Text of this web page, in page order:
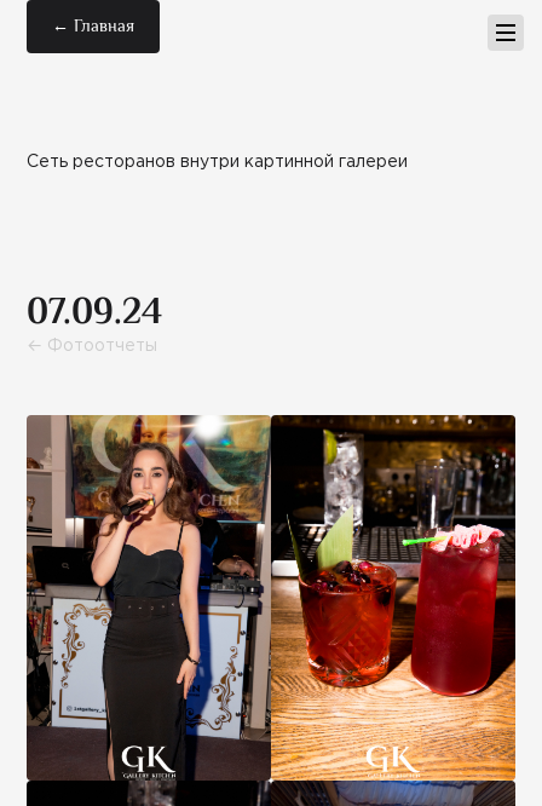
← Главная
Сеть ресторанов внутри картинной галереи
07.09.24
← Фотоотчеты